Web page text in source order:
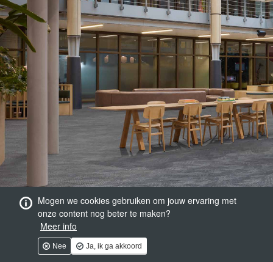
Mogen we cookies gebruiken om jouw ervaring met
onze content nog beter te maken?
Meer info
Nee Ja, ik ga akkoord